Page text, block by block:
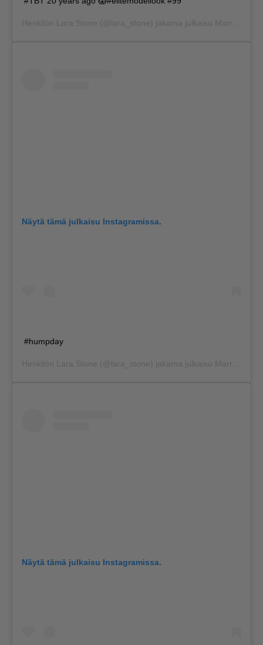
Henkilön Lara Stone (@lara_stone) jakama julkaisu Marras 21, 2019 kello 1.57 PST
Näytä tämä julkaisu Instagramissa.
#humpday
Henkilön Lara Stone (@lara_stone) jakama julkaisu Marras 6, 2019 kello 10.17 PST
Näytä tämä julkaisu Instagramissa.